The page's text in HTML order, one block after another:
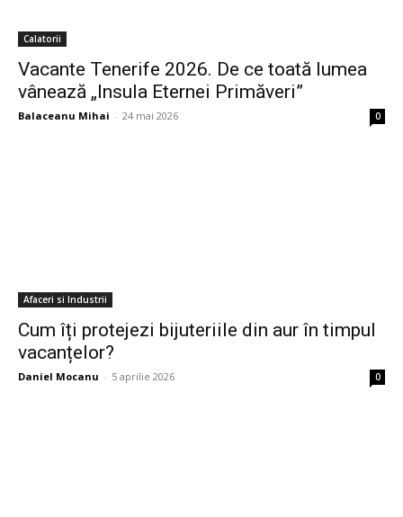
Calatorii
Vacante Tenerife 2026. De ce toată lumea
vânează „Insula Eternei Primăveri”
Balaceanu Mihai - 24 mai 2026 0
Afaceri si Industrii
Cum îți protejezi bijuteriile din aur în timpul
vacanțelor?
Daniel Mocanu - 5 aprilie 2026 0